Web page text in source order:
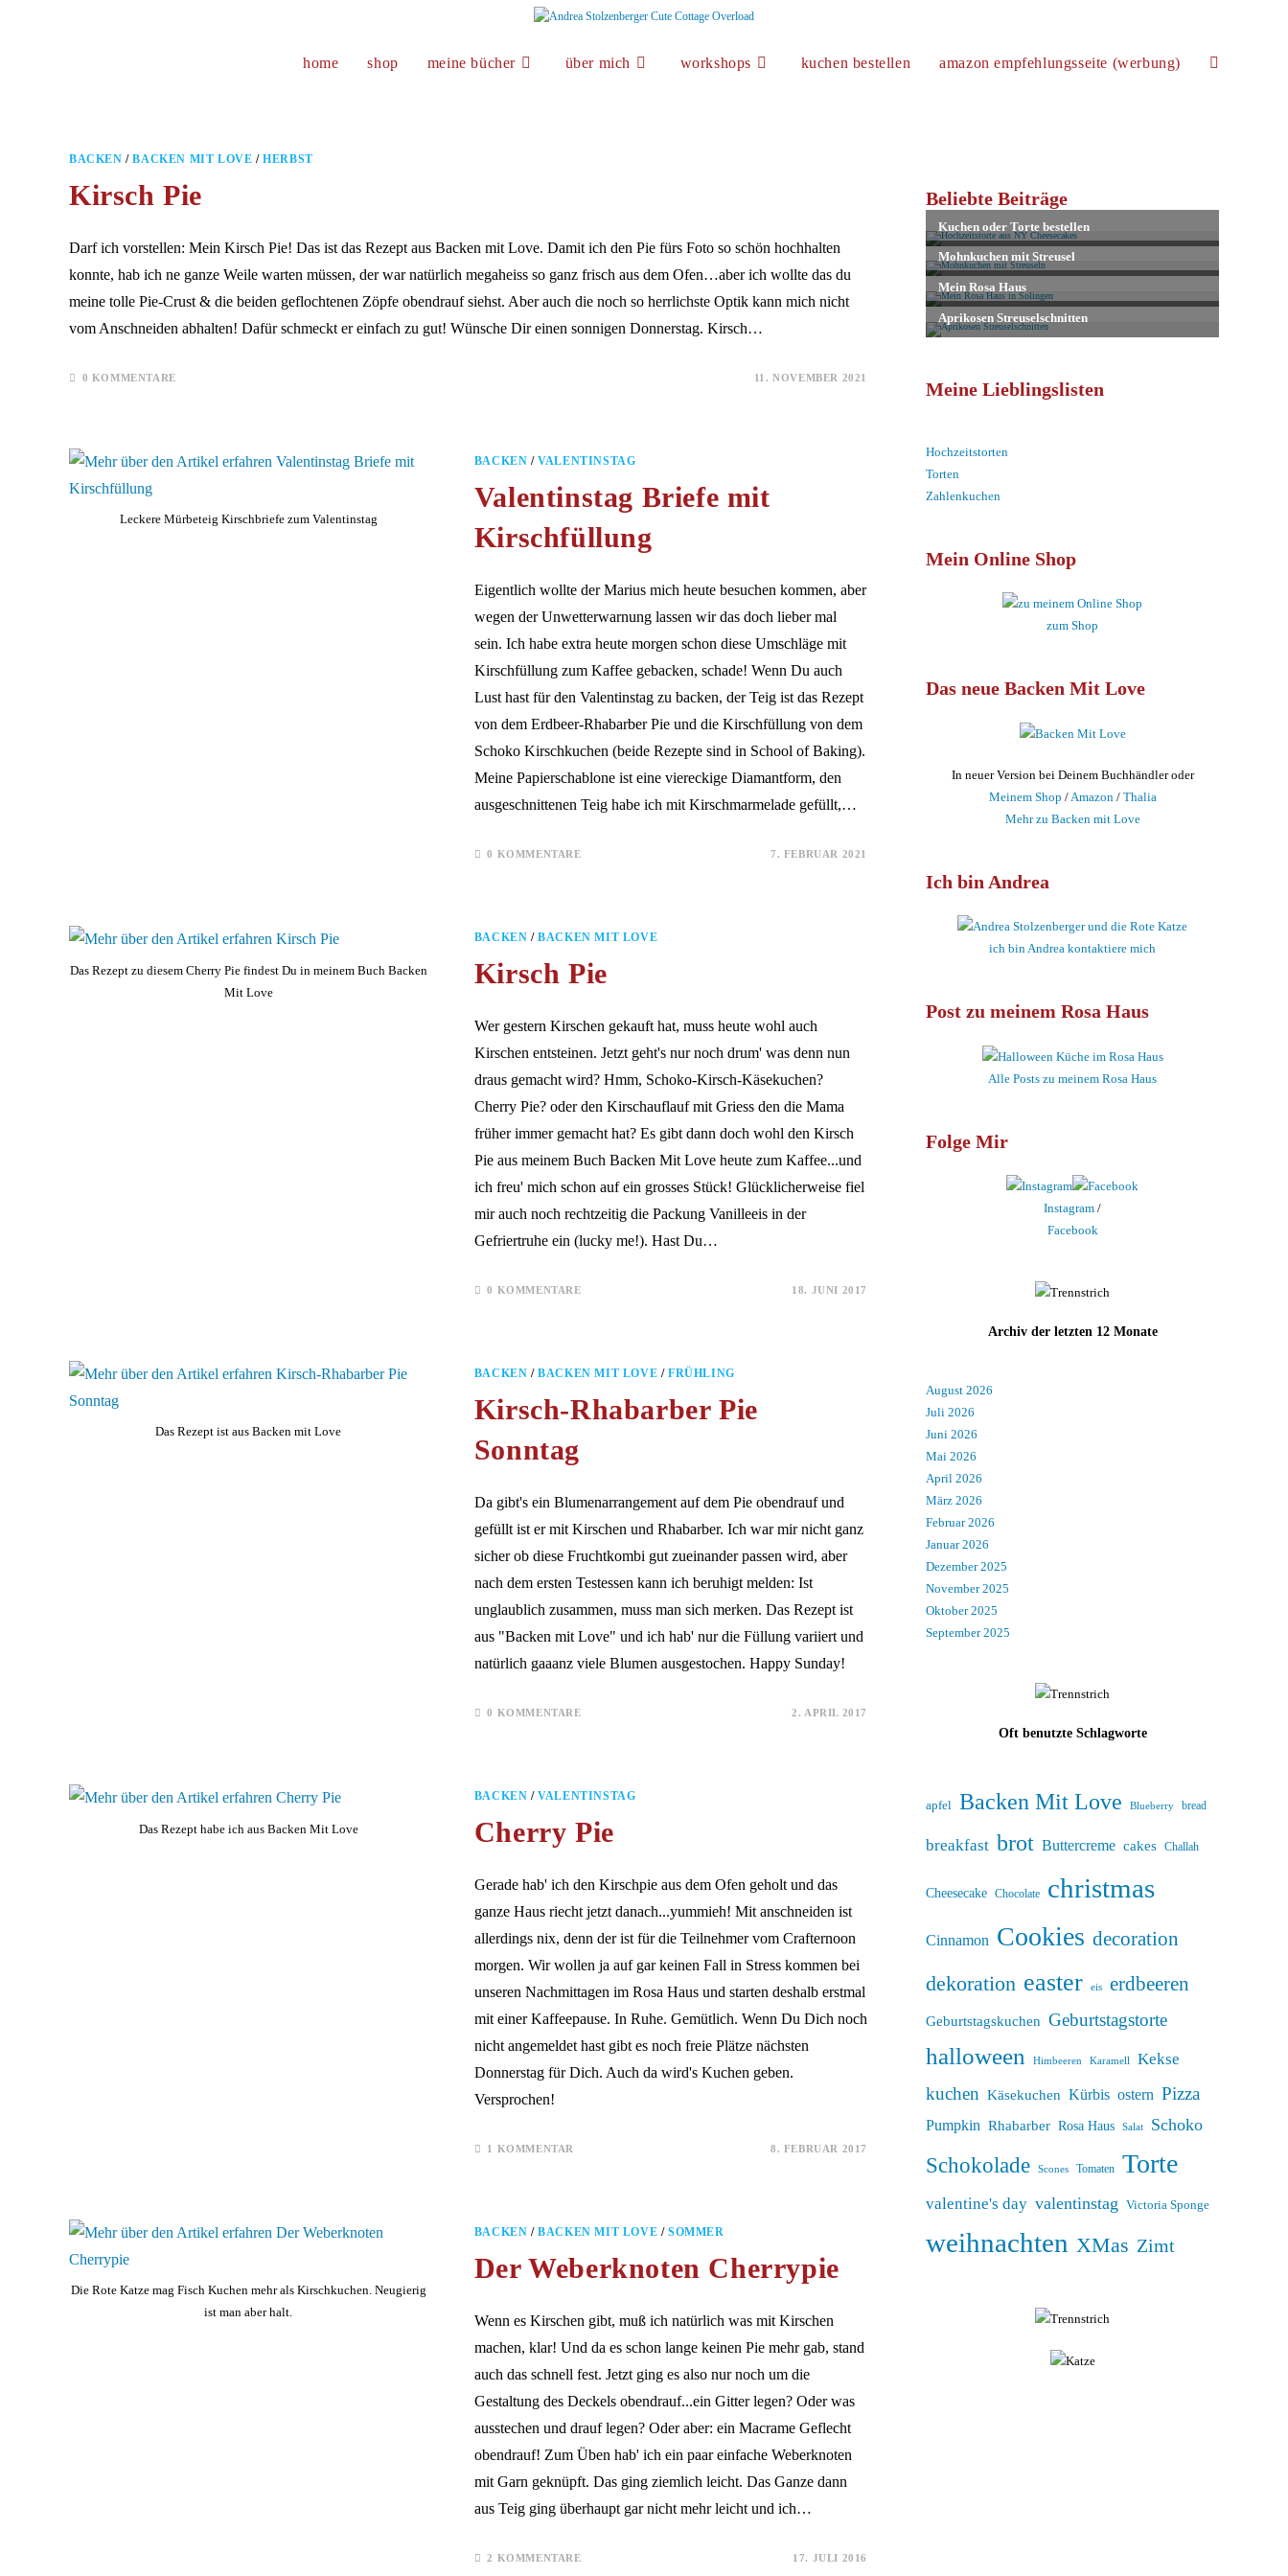
home shop meine bücher über mich workshops kuchen bestellen amazon empfehlungsseite (werbung)
BACKEN /BACKEN MIT LOVE /HERBST
Kirsch Pie
Darf ich vorstellen: Mein Kirsch Pie! Das ist das Rezept aus Backen mit Love. Damit ich den Pie fürs Foto so schön hochhalten
konnte, hab ich ne ganze Weile warten müssen, der war natürlich megaheiss so ganz frisch aus dem Ofen…aber ich wollte das du
meine tolle Pie-Crust & die beiden geflochtenen Zöpfe obendrauf siehst. Aber auch die noch so herrlichste Optik kann mich nicht
vom Anschneiden abhalten! Dafür schmeckt er einfach zu gut! Wünsche Dir einen sonnigen Donnerstag. Kirsch…
0 KOMMENTARE 11. NOVEMBER 2021
Leckere Mürbeteig Kirschbriefe zum Valentinstag
BACKEN /VALENTINSTAG
Valentinstag Briefe mit
Kirschfüllung
Eigentlich wollte der Marius mich heute besuchen kommen, aber
wegen der Unwetterwarnung lassen wir das doch lieber mal
sein. Ich habe extra heute morgen schon diese Umschläge mit
Kirschfüllung zum Kaffee gebacken, schade! Wenn Du auch
Lust hast für den Valentinstag zu backen, der Teig ist das Rezept
von dem Erdbeer-Rhabarber Pie und die Kirschfüllung von dem
Schoko Kirschkuchen (beide Rezepte sind in School of Baking).
Meine Papierschablone ist eine viereckige Diamantform, den
ausgeschnittenen Teig habe ich mit Kirschmarmelade gefüllt,…
0 KOMMENTARE 7. FEBRUAR 2021
Das Rezept zu diesem Cherry Pie findest Du in meinem Buch Backen
Mit Love
BACKEN /BACKEN MIT LOVE
Kirsch Pie
Wer gestern Kirschen gekauft hat, muss heute wohl auch
Kirschen entsteinen. Jetzt geht's nur noch drum' was denn nun
draus gemacht wird? Hmm, Schoko-Kirsch-Käsekuchen?
Cherry Pie? oder den Kirschauflauf mit Griess den die Mama
früher immer gemacht hat? Es gibt dann doch wohl den Kirsch
Pie aus meinem Buch Backen Mit Love heute zum Kaffee...und
ich freu' mich schon auf ein grosses Stück! Glücklicherweise fiel
mir auch noch rechtzeitig die Packung Vanilleeis in der
Gefriertruhe ein (lucky me!). Hast Du…
0 KOMMENTARE 18. JUNI 2017
Das Rezept ist aus Backen mit Love
BACKEN /BACKEN MIT LOVE /FRÜHLING
Kirsch-Rhabarber Pie
Sonntag
Da gibt's ein Blumenarrangement auf dem Pie obendrauf und
gefüllt ist er mit Kirschen und Rhabarber. Ich war mir nicht ganz
sicher ob diese Fruchtkombi gut zueinander passen wird, aber
nach dem ersten Testessen kann ich beruhigt melden: Ist
unglaublich zusammen, muss man sich merken. Das Rezept ist
aus "Backen mit Love" und ich hab' nur die Füllung variiert und
natürlich gaaanz viele Blumen ausgestochen. Happy Sunday!
0 KOMMENTARE 2. APRIL 2017
Das Rezept habe ich aus Backen Mit Love
BACKEN /VALENTINSTAG
Cherry Pie
Gerade hab' ich den Kirschpie aus dem Ofen geholt und das
ganze Haus riecht jetzt danach...yummieh! Mit anschneiden ist
allerdings nix, denn der ist für die Teilnehmer vom Crafternoon
morgen. Wir wollen ja auf gar keinen Fall in Stress kommen bei
unseren Nachmittagen im Rosa Haus und starten deshalb erstmal
mit einer Kaffeepause. In Ruhe. Gemütlich. Wenn Du Dich noch
nicht angemeldet hast gibt es noch freie Plätze nächsten
Donnerstag für Dich. Auch da wird's Kuchen geben.
Versprochen!
1 KOMMENTAR 8. FEBRUAR 2017
Die Rote Katze mag Fisch Kuchen mehr als Kirschkuchen. Neugierig
ist man aber halt.
BACKEN /BACKEN MIT LOVE /SOMMER
Der Weberknoten Cherrypie
Wenn es Kirschen gibt, muß ich natürlich was mit Kirschen
machen, klar! Und da es schon lange keinen Pie mehr gab, stand
auch das schnell fest. Jetzt ging es also nur noch um die
Gestaltung des Deckels obendrauf...ein Gitter legen? Oder was
ausstechen und drauf legen? Oder aber: ein Macrame Geflecht
obendrauf! Zum Üben hab' ich ein paar einfache Weberknoten
mit Garn geknüpft. Das ging ziemlich leicht. Das Ganze dann
aus Teig ging überhaupt gar nicht mehr leicht und ich…
2 KOMMENTARE 17. JULI 2016
Beliebte Beiträge
Meine Lieblingslisten
Hochzeitstorten
Torten
Zahlenkuchen
Mein Online Shop
zum Shop
Das neue Backen Mit Love
In neuer Version bei Deinem Buchhändler oder
Meinem Shop / Amazon / Thalia
Mehr zu Backen mit Love
Ich bin Andrea
ich bin Andrea kontaktiere mich
Post zu meinem Rosa Haus
Alle Posts zu meinem Rosa Haus
Folge Mir
Instagram /
Facebook
Archiv der letzten 12 Monate
August 2026
Juli 2026
Juni 2026
Mai 2026
April 2026
März 2026
Februar 2026
Januar 2026
Dezember 2025
November 2025
Oktober 2025
September 2025
Oft benutzte Schlagworte
apfel Backen Mit Love Blueberry bread
breakfast brot Buttercreme cakes Challah
Cheesecake Chocolate christmas
Cinnamon Cookies decoration
dekoration easter eis erdbeeren
Geburtstagskuchen Geburtstagstorte
halloween Himbeeren Karamell Kekse
kuchen Käsekuchen Kürbis ostern Pizza
Pumpkin Rhabarber Rosa Haus Salat Schoko
Schokolade Scones Tomaten Torte
valentine's day valentinstag Victoria Sponge
weihnachten XMas Zimt